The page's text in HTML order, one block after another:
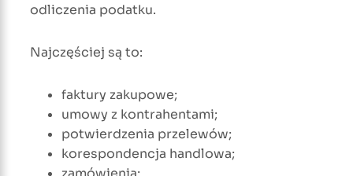
odliczenia podatku.
Najczęściej są to:
faktury zakupowe;
umowy z kontrahentami;
potwierdzenia przelewów;
korespondencja handlowa;